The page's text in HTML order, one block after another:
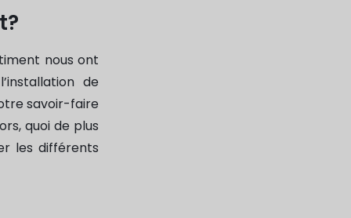
nous ont
de
savoir-faire
quoi de plus
les différents